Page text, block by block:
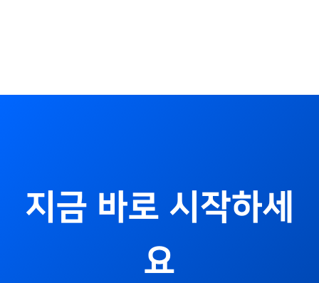
지금 바로 시작하세
요